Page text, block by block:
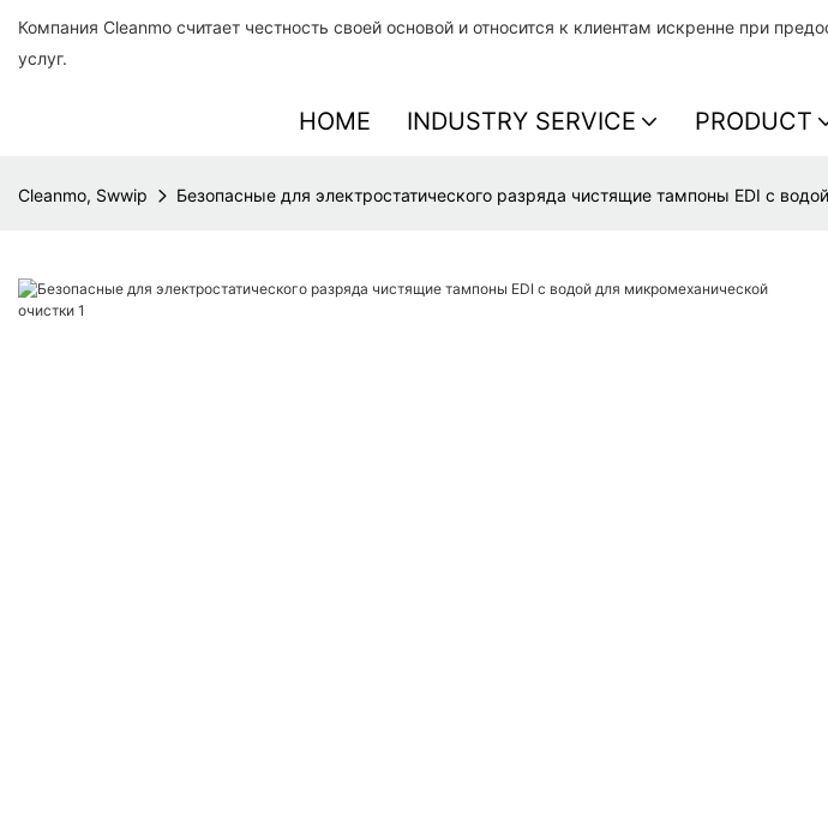
Компания Cleanmo считает честность своей основой и относится к клиентам искренне при
услуг.
HOME INDUSTRY SERVICE PRODUCT
Cleanmo, Swwip Безопасные для электростатического разряда чистящие тампоны EDI с